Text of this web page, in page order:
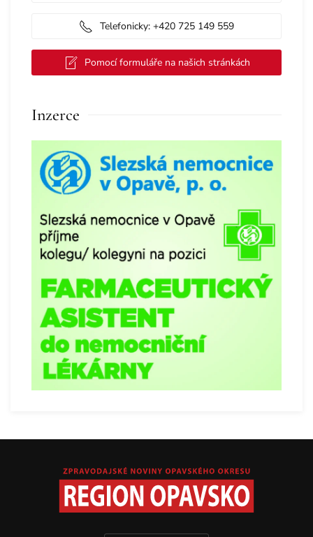
Telefonicky: +420 725 149 559
Pomocí formuláře na našich stránkách
Inzerce